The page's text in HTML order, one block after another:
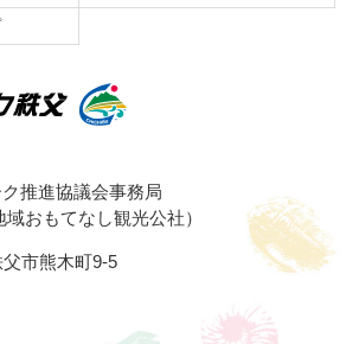
父
推進協議会事務局
おもてなし観光公社）
市熊木町9-5